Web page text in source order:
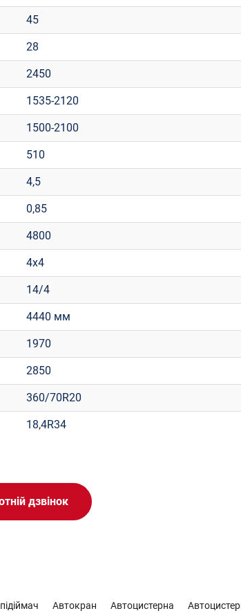
45
28
2450
1535-2120
1500-2100
510
4,5
0,85
4800
4х4
14/4
4440 мм
1970
2850
360/70R20
18,4R34
дзвінок
Автокран Автоцистерна